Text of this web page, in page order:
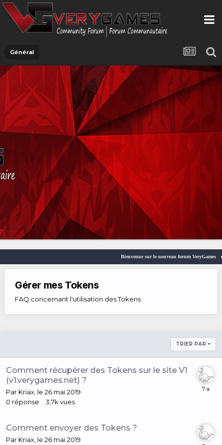
Général
Bienvenue sur le nouveau forum VeryGames
Gérer mes Tokens
FAQ concernant l'utilisation des Tokens
TRIER PAR
Comment récupérer des Tokens sur le site V1
(v1.verygames.net) ?
Par Kriax, le 26 mai 2019
0 réponse 3,7kvues
Comment envoyer des Tokens ?
Par Kriax, le 26 mai 2019